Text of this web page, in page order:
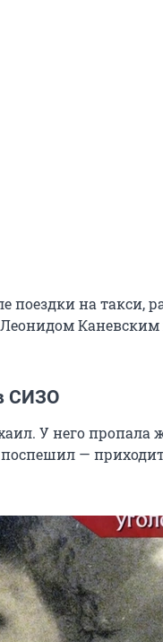
поездки на такси,
СИЗО
У него пропала
—